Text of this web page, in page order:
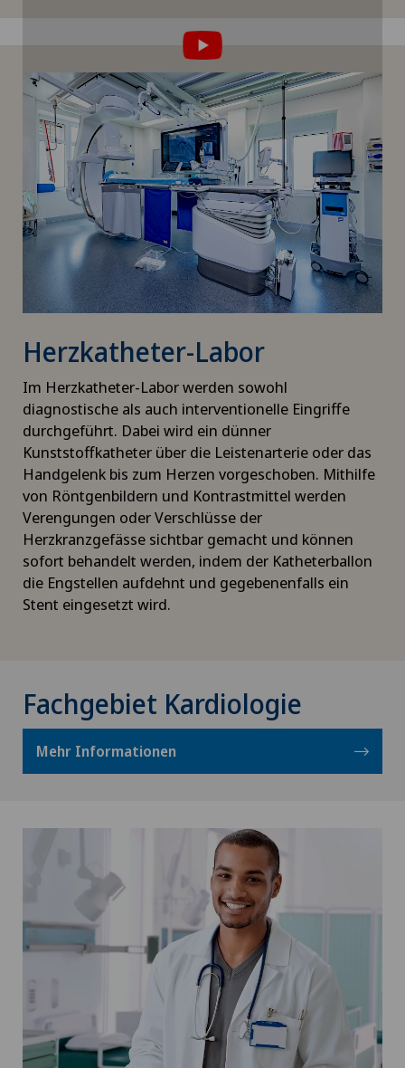
zustimmen.
Bitte aktivieren Sie die entsprechende Option in
den Cookie-Einstellungen.
Cookie-Einstellungen
Herzkatheter-Labor
Im Herzkatheter-Labor werden sowohl
diagnostische als auch interventionelle Eingriffe
durchgeführt. Dabei wird ein dünner
Kunststoffkatheter über die Leistenarterie oder das
Handgelenk bis zum Herzen vorgeschoben. Mithilfe
von Röntgenbildern und Kontrastmittel werden
Verengungen oder Verschlüsse der
Herzkranzgefässe sichtbar gemacht und können
sofort behandelt werden, indem der Katheterballon
die Engstellen aufdehnt und gegebenenfalls ein
Stent eingesetzt wird.
Fachgebiet Kardiologie
Mehr Informationen